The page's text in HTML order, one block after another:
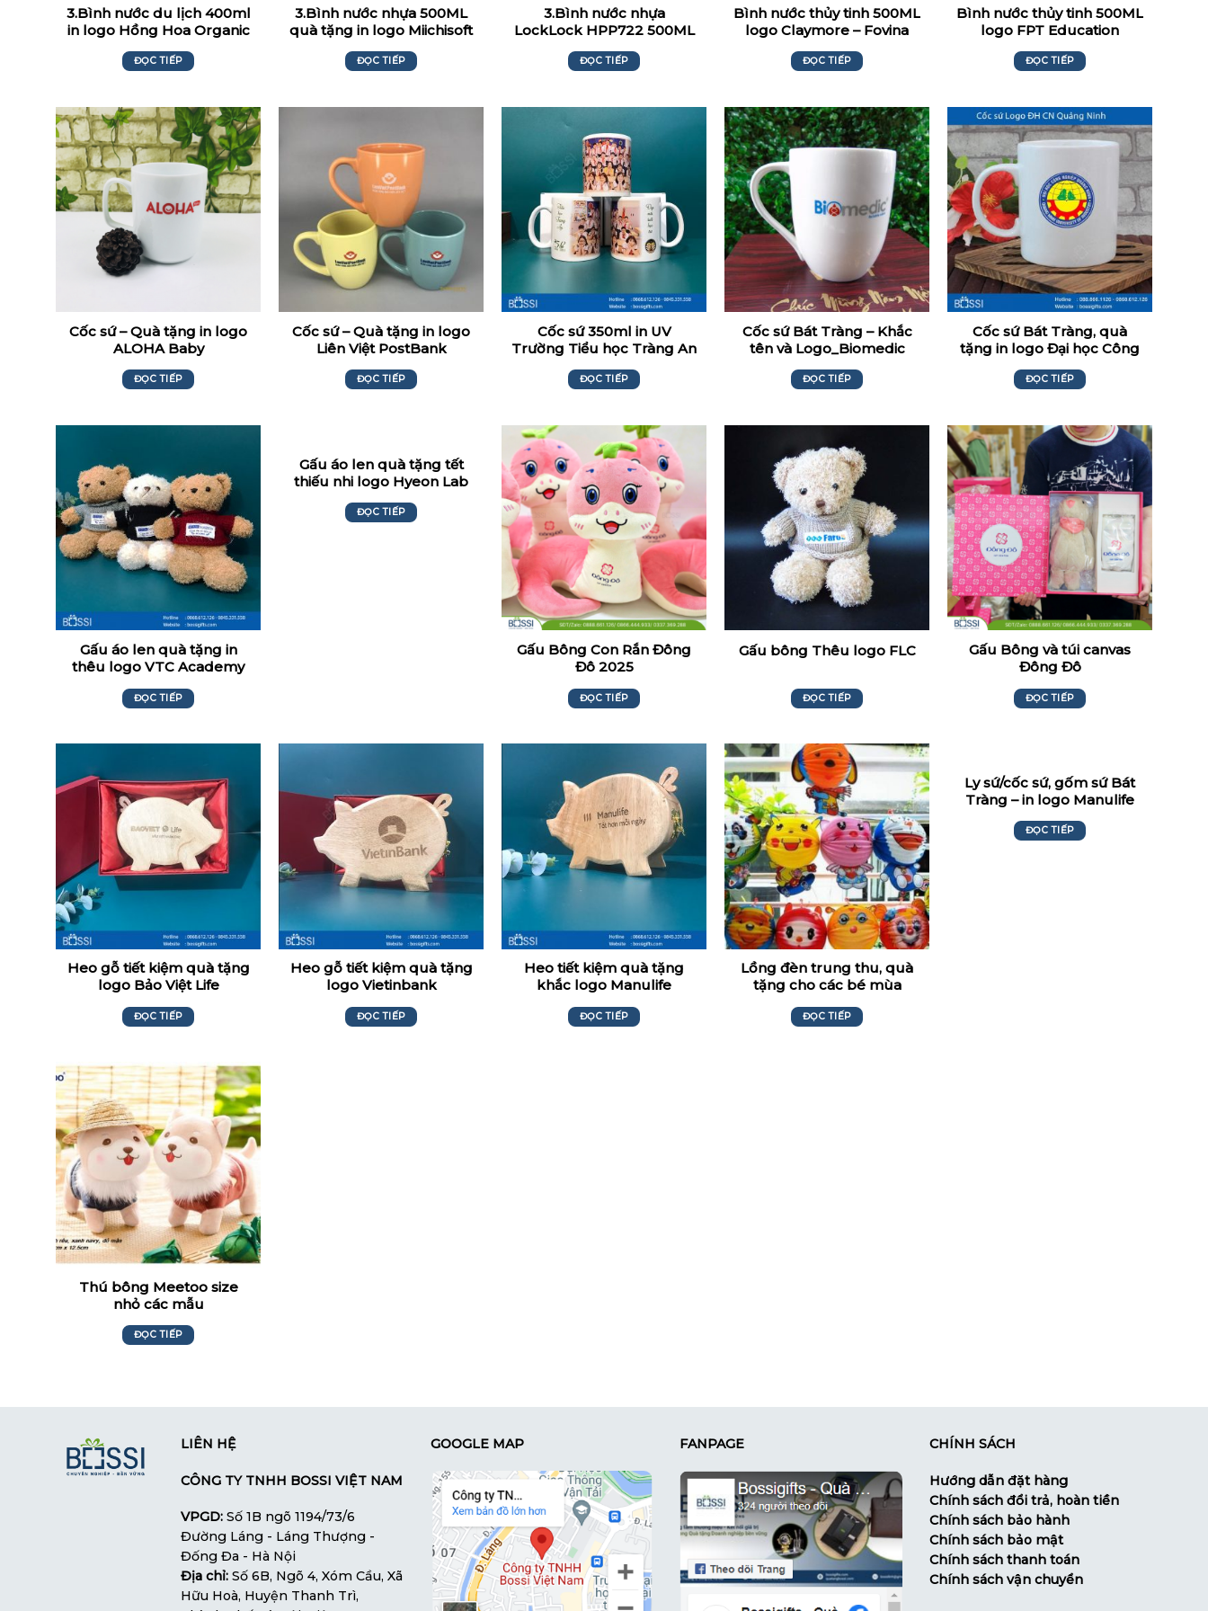
3.Bình nước du lịch 400ml
in logo Hồng Hoa Organic
ĐỌC TIẾP
3.Bình nước nhựa 500ML
quà tặng in logo Miichisoft
ĐỌC TIẾP
3.Bình nước nhựa
LockLock HPP722 500ML
in logo Tenable
ĐỌC TIẾP
Bình nước thủy tinh 500ML
logo Claymore – Fovina
ĐỌC TIẾP
Bình nước thủy tinh 500ML
logo FPT Education
ĐỌC TIẾP
Cốc sứ – Quà tặng in logo
ALOHA Baby
ĐỌC TIẾP
Cốc sứ – Quà tặng in logo
Liên Việt PostBank
ĐỌC TIẾP
Cốc sứ 350ml in UV
Trường Tiểu học Tràng An
ĐỌC TIẾP
Cốc sứ Bát Tràng – Khắc
tên và Logo_Biomedic
ĐỌC TIẾP
Cốc sứ Bát Tràng, quà
tặng in logo Đại học Công
Nghiệp Quảng Ninh
ĐỌC TIẾP
Gấu áo len quà tặng in
thêu logo VTC Academy
ĐỌC TIẾP
Gấu áo len quà tặng tết
thiếu nhi logo Hyeon Lab
ĐỌC TIẾP
Gấu Bông Con Rắn Đông
Đô 2025
ĐỌC TIẾP
Gấu bông Thêu logo FLC
ĐỌC TIẾP
Gấu Bông và túi canvas
Đông Đô
ĐỌC TIẾP
Heo gỗ tiết kiệm quà tặng
logo Bảo Việt Life
ĐỌC TIẾP
Heo gỗ tiết kiệm quà tặng
logo Vietinbank
ĐỌC TIẾP
Heo tiết kiệm quà tặng
khắc logo Manulife
ĐỌC TIẾP
Lồng đèn trung thu, quà
tặng cho các bé mùa
ĐỌC TIẾP
Ly sứ/cốc sứ, gốm sứ Bát
Tràng – in logo Manulife
ĐỌC TIẾP
Thú bông Meetoo size
nhỏ các mẫu
ĐỌC TIẾP
LIÊN HỆ
CÔNG TY TNHH BOSSI VIỆT NAM
VPGD:Số 1B ngõ 1194/73/6
Đường Láng - Láng Thượng -
Đống Đa - Hà Nội
Địa chỉ:Số 6B, Ngõ 4, Xóm Cầu, Xã
Hữu Hoà, Huyện Thanh Trì,
GOOGLE MAP FANPAGE CHÍNH SÁCH
Hướng dẫn đặt hàng
Chính sách đổi trả, hoàn tiền
Chính sách bảo hành
Chính sách bảo mật
Chính sách thanh toán
Chính sách vận chuyển